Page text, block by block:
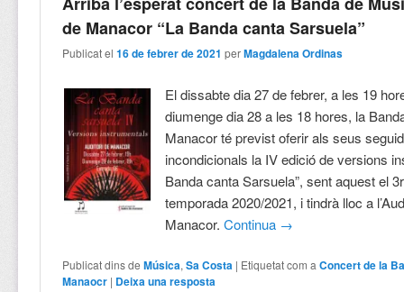
de Manacor “La Banda canta Sarsuela”
Publicat el16 de febrer de 2021 perMagdalena Ordinas
El dissabte dia 27 de febrer, a les 19
diumenge dia 28 a les 18 hores, la
Manacor té previst oferir als seus
incondicionals la IV edició de versions
Banda canta Sarsuela”, sent aquest el
temporada 2020/2021, i tindrà lloc a
Manacor.Continua →
Publicat dins de Música,Sa Costa | Etiquetat com a Concert de la
Manaocr | Deixa una resposta